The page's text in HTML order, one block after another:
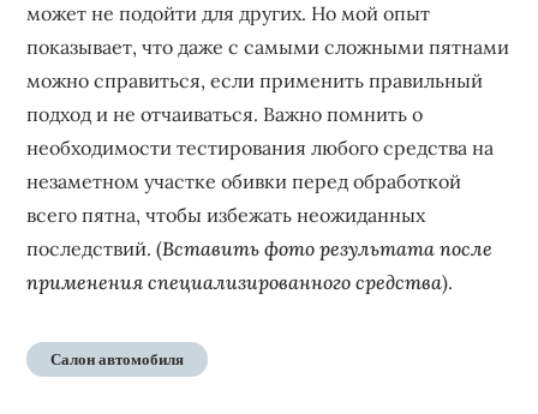
может не подойти для других. Но мой опыт
показывает‚ что даже с самыми сложными пятнами
можно справиться‚ если применить правильный
подход и не отчаиваться. Важно помнить о
необходимости тестирования любого средства на
незаметном участке обивки перед обработкой
всего пятна‚ чтобы избежать неожиданных
последствий. (Вставить фото результата после
применения специализированного средства).
Салон автомобиля